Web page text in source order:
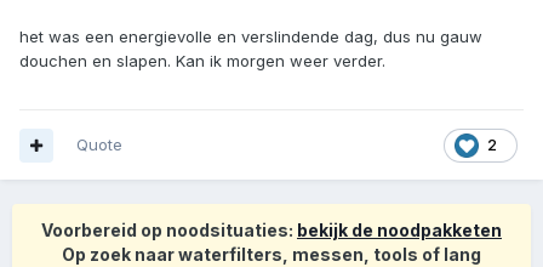
het was een energievolle en verslindende dag, dus nu gauw
douchen en slapen. Kan ik morgen weer verder.
2
Quote
Voorbereid op noodsituaties: bekijk de noodpakketen
Op zoek naar waterfilters, messen, tools of lang